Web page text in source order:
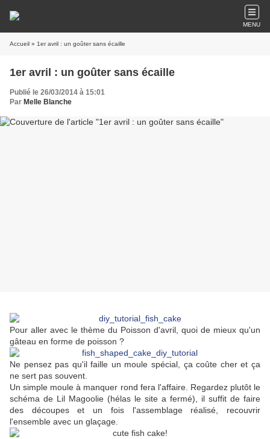
MENU
Accueil » 1er avril : un goûter sans écaille
1er avril : un goûter sans écaille
Publié le 26/03/2014 à 15:01
Par Melle Blanche
Pour aller avec le thème du Poisson d'avril, quoi de mieux qu'un
gâteau en forme de poisson ?
Ne pensez pas qu'il faille un moule spécial, ça coûte cher et ça
ne sert pas souvent.
Un simple moule à manquer rond fera l'affaire. Regardez plutôt le
schéma de Lil Magoolie (hélas le site a fermé), il suffit de faire
des découpes et un fois l'assemblage réalisé, recouvrir
l'ensemble avec un glaçage.